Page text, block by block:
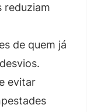
reduziam
de quem já
evitar